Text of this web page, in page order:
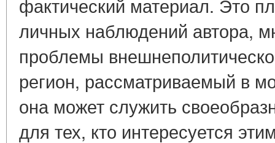
фактический материал. Это
личных наблюдений автора,
проблемы
регион, рассматриваемый в
она может служить
для тех, кто интересуется